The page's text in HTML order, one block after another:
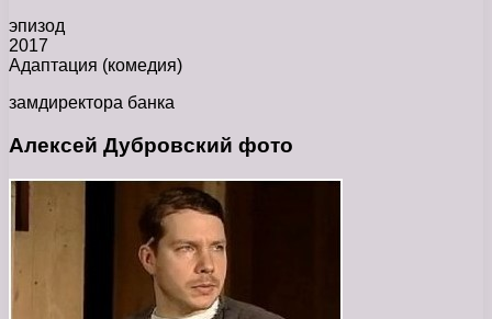
эпизод
2017
Адаптация (комедия)
замдиректора банка
Алексей Дубровский фото